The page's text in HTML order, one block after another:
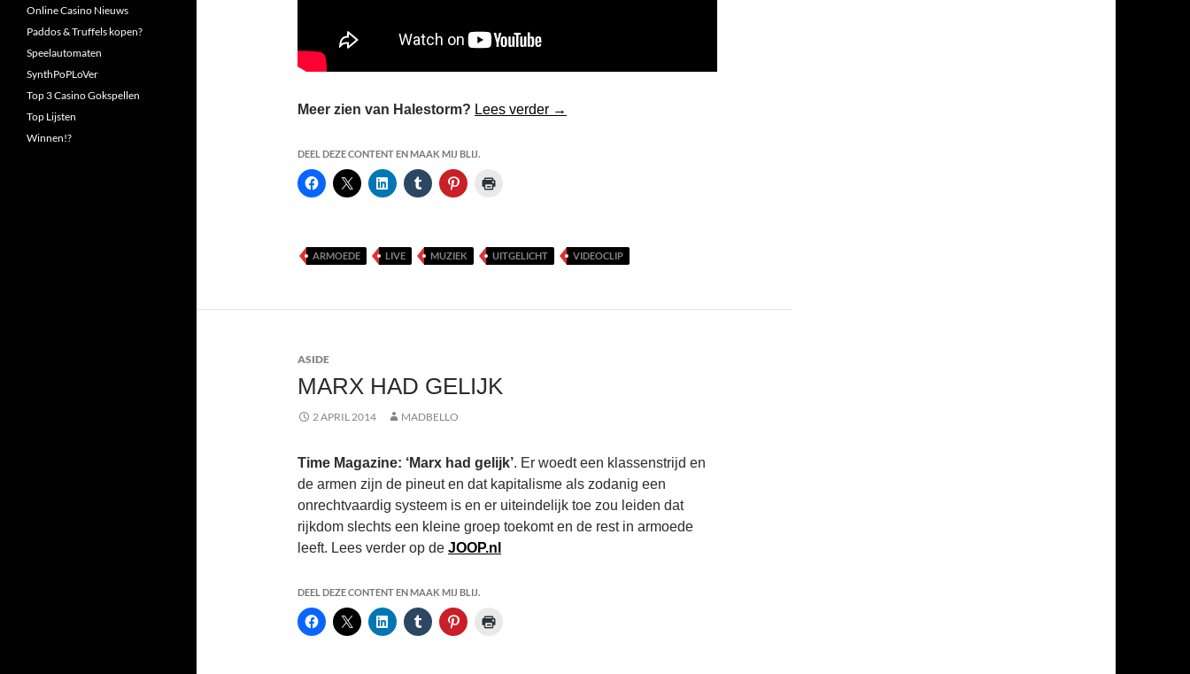
Meer zien van Halestorm? Lees verder Halestorm op PinkPop
→
DEEL DEZE CONTENT EN MAAK MIJ BLIJ.
ARMOEDE LIVE MUZIEK UITGELICHT VIDEOCLIP
ASIDE
MARX HAD GELIJK
2 APRIL 2014 MADBELLO
Time Magazine: ‘Marx had gelijk’. Er woedt een klassenstrijd en
de armen zijn de pineut en dat kapitalisme als zodanig een
onrechtvaardig systeem is en er uiteindelijk toe zou leiden dat
rijkdom slechts een kleine groep toekomt en de rest in armoede
leeft. Lees verder op de JOOP.nl
DEEL DEZE CONTENT EN MAAK MIJ BLIJ.
Online Casino Nieuws
Paddos & Truffels kopen?
Speelautomaten
SynthPoPLoVer
Top 3 Casino Gokspellen
Top Lijsten
Winnen!?